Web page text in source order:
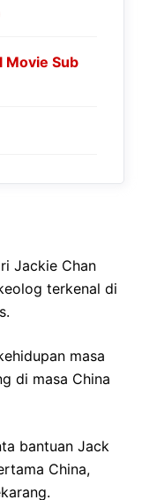
Movie Sub
Jackie Chan
terkenal di
masa
di masa China
bantuan Jack
China,